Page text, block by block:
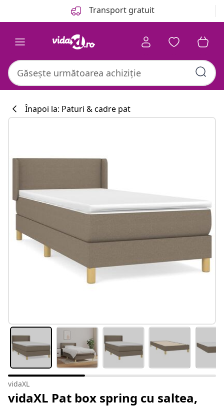
Transport gratuit
Înapoi la: Paturi & cadre pat
vidaXL
vidaXL Pat box spring cu saltea,